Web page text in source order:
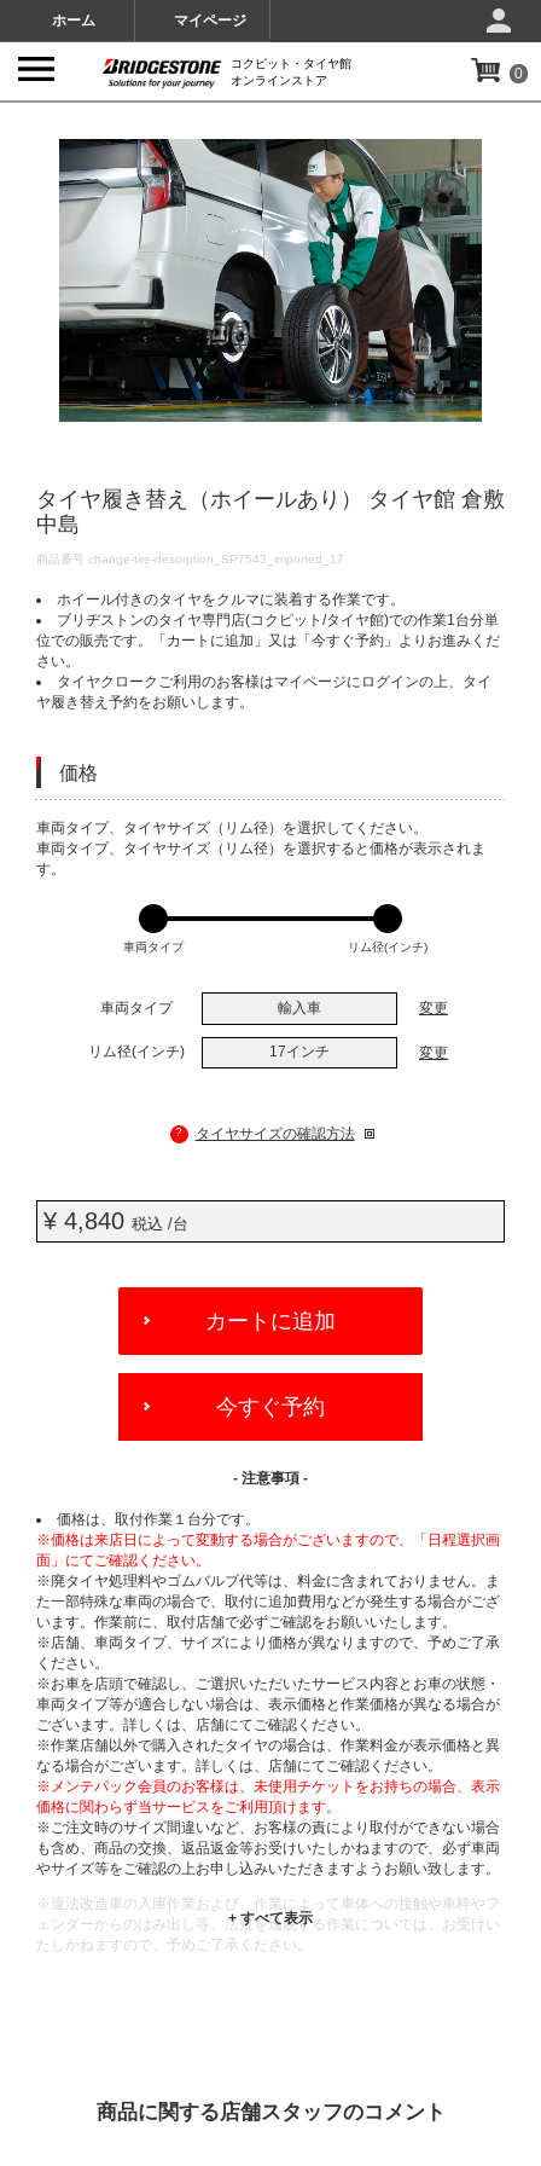
ホーム マイページ
コクピット・タイヤ館
オンラインストア
0
タイヤ履き替え（ホイールあり） タイヤ館 倉敷
中島
DETAILS
商品番号 change-tire-desorption_SP7543_imported_17
ホイール付きのタイヤをクルマに装着する作業です。
ブリヂストンのタイヤ専門店(コクピット/タイヤ館)での作業1台分単
位での販売です。「カートに追加」又は「今すぐ予約」よりお進みくだ
さい。
タイヤクロークご利用のお客様はマイページにログインの上、タイ
ヤ履き替え予約をお願いします。
価格
VARIATIONS
車両タイプ、タイヤサイズ（リム径）を選択してください。
車両タイプ、タイヤサイズ（リム径）を選択すると価格が表示されま
す。
車両タイプ リム径(インチ)
車両タイプ 輸入車 変更
リム径(インチ) 17インチ 変更
? タイヤサイズの確認方法
¥ 4,840 税込 /台
OPTIONS
カートに追加
今すぐ予約
- 注意事項 -
価格は、取付作業１台分です。
※価格は来店日によって変動する場合がございますので、「日程選択画
面」にてご確認ください。
※廃タイヤ処理料やゴムバルブ代等は、料金に含まれておりません。ま
た一部特殊な車両の場合で、取付に追加費用などが発生する場合がござ
います。作業前に、取付店舗で必ずご確認をお願いいたします。
※店舗、車両タイプ、サイズにより価格が異なりますので、予めご了承
ください。
※お車を店頭で確認し、ご選択いただいたサービス内容とお車の状態・
車両タイプ等が適合しない場合は、表示価格と作業価格が異なる場合が
ございます。詳しくは、店舗にてご確認ください。
※作業店舗以外で購入されたタイヤの場合は、作業料金が表示価格と異
なる場合がございます。詳しくは、店舗にてご確認ください。
※メンテパック会員のお客様は、未使用チケットをお持ちの場合、表示
価格に関わらず当サービスをご利用頂けます。
※ご注文時のサイズ間違いなど、お客様の責により取付ができない場合
も含め、商品の交換、返品返金等お受けいたしかねますので、必ず車両
やサイズ等をご確認の上お申し込みいただきますようお願い致します。
※違法改造車の入庫作業および、作業によって車体への接触や車枠やフ
ェンダーからのはみ出し等、法規を逸脱する作業については、お受けい
たしかねますので、予めご了承ください。
商品に関する店舗スタッフのコメント